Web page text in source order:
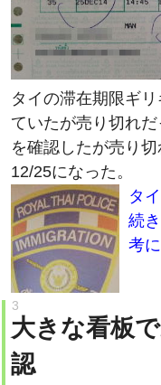
タイの滞在期限ギ
ていたが売り切れ
を確認したが売り
12/25になった。
続
考
大きな看板
認
フアランポーン駅構